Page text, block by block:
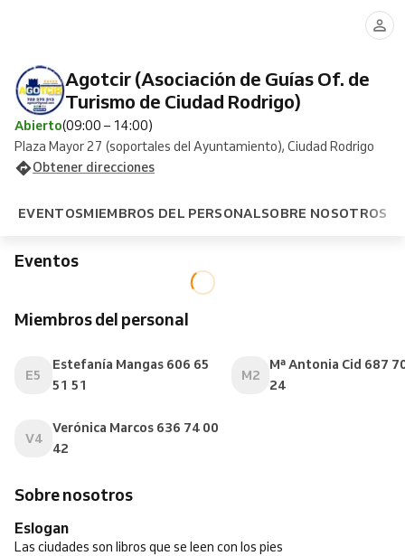
Agotcir (Asociación de Guías Of. de
Turismo de Ciudad Rodrigo)
Abierto(09:00 – 14:00)
Plaza Mayor 27 (soportales del Ayuntamiento), Ciudad Rodrigo
Obtener direcciones
EVENTOSMIEMBROS DEL PERSONALSOBRE NOSOTROS
Eventos
Miembros del personal
E5
Estefanía Mangas 606 65
51 51
M2
Mª Antonia Cid 687
24
V4
Verónica Marcos 636 74 00
42
Sobre nosotros
Eslogan
Las ciudades son libros que se leen con los pies